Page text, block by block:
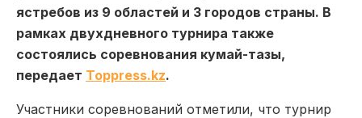
ястребов из 9 областей и 3 городов страны. В
рамках двухдневного турнира также
состоялись соревнования кумай-тазы,
передает Toppress.kz.
Участники соревнований отметили, что турнир